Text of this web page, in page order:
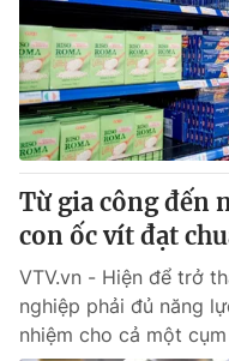
Từ gia công đến
con ốc vít đạt
VTV.vn - Hiện để trở
nghiệp phải đủ năng
nhiệm cho cả một